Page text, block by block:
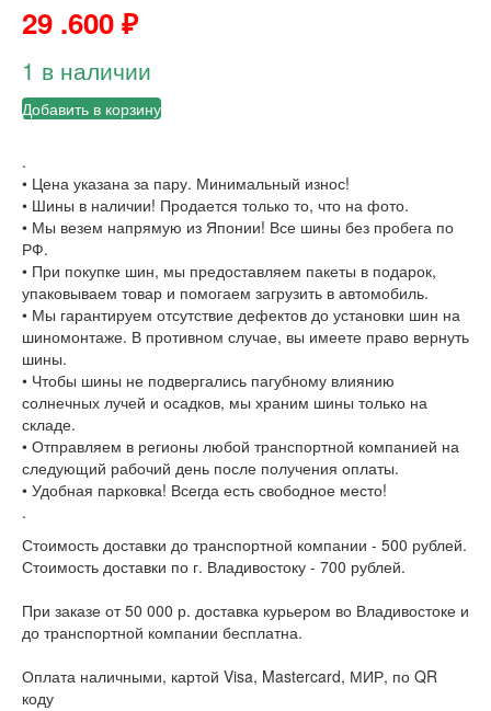
29 .600₽
1 в наличии
Добавить в корзину
.
• Цена указана за пару. Минимальный износ!
• Шины в наличии! Продается только то, что на фото.
• Мы везем напрямую из Японии! Все шины без пробега по
РФ.
• При покупке шин, мы предоставляем пакеты в подарок,
упаковываем товар и помогаем загрузить в автомобиль.
• Мы гарантируем отсутствие дефектов до установки шин на
шиномонтаже. В противном случае, вы имеете право вернуть
шины.
• Чтобы шины не подвергались пагубному влиянию
солнечных лучей и осадков, мы храним шины только на
складе.
• Отправляем в регионы любой транспортной компанией на
следующий рабочий день после получения оплаты.
• Удобная парковка! Всегда есть свободное место!
.
Стоимость доставки до транспортной компании - 500 рублей.
Стоимость доставки по г. Владивостоку - 700 рублей.
При заказе от 50 000 р. доставка курьером во Владивостоке и
до транспортной компании бесплатна.
Оплата наличными, картой Visa, Mastercard, МИР, по QR
коду